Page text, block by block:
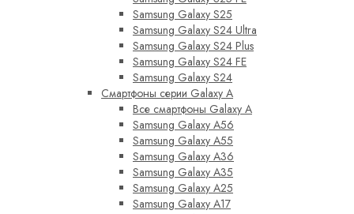
Samsung Galaxy S25
Samsung Galaxy S24 Ultra
Samsung Galaxy S24 Plus
Samsung Galaxy S24 FE
Samsung Galaxy S24
Смартфоны серии Galaxy A
Все смартфоны Galaxy A
Samsung Galaxy A56
Samsung Galaxy A55
Samsung Galaxy A36
Samsung Galaxy A35
Samsung Galaxy A25
Samsung Galaxy A17